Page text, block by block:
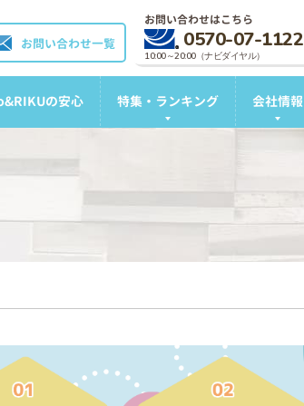
お問い合わせはこちら
0570-07-1122
10:00～20:00（ナビダイヤル）
お問い合わせ一覧
の安心 特集・ランキング 会社情報